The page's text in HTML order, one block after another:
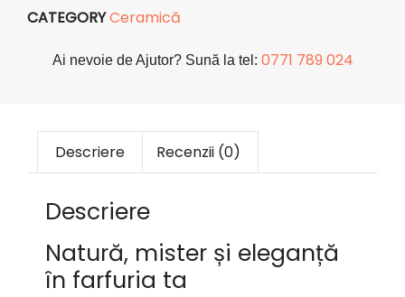
CATEGORYCeramică
Ai nevoie de Ajutor? Sună la tel: 0771 789 024
Descriere Recenzii (0)
Descriere
Natură, mister și eleganță
în farfuria ta